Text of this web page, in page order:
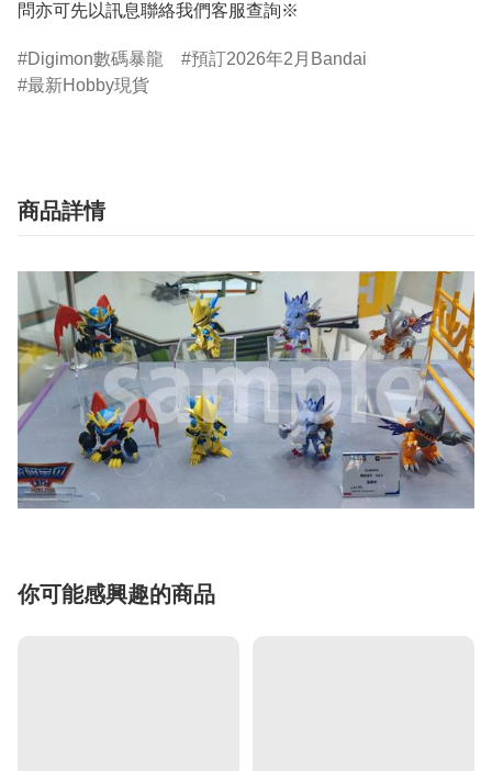
問亦可先以訊息聯絡我們客服查詢※
Digimon數碼暴龍
預訂2026年2月Bandai
最新Hobby現貨
商品詳情
你可能感興趣的商品